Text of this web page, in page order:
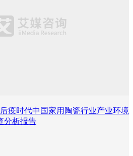
疫时代中国家用陶瓷行业产业环境
分析报告